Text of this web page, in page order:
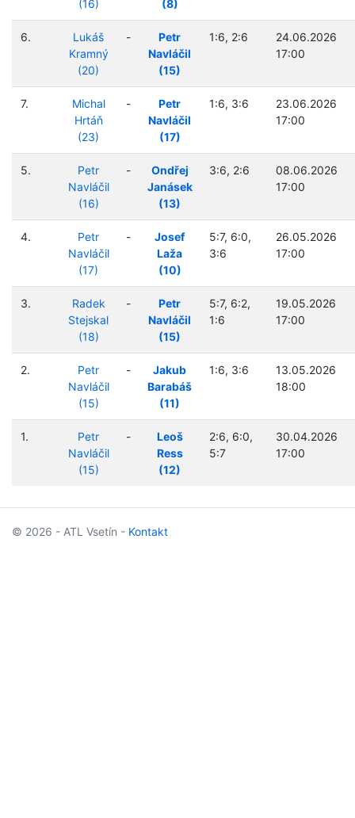
(16)
(8)
6.
Lukáš
Kramný
(20)
-
Petr
Navláčil
(15)
1:6, 2:6
24.06.2026
17:00
7.
Michal
Hrtáň
(23)
-
Petr
Navláčil
(17)
1:6, 3:6
23.06.2026
17:00
5.
Petr
Navláčil
(16)
-
Ondřej
Janásek
(13)
3:6, 2:6
08.06.2026
17:00
4.
Petr
Navláčil
(17)
-
Josef
Laža
(10)
5:7, 6:0,
3:6
26.05.2026
17:00
3.
Radek
Stejskal
(18)
-
Petr
Navláčil
(15)
5:7, 6:2,
1:6
19.05.2026
17:00
2.
Petr
Navláčil
(15)
-
Jakub
Barabáš
(11)
1:6, 3:6
13.05.2026
18:00
1.
Petr
Navláčil
(15)
-
Leoš
Ress
(12)
2:6, 6:0,
5:7
30.04.2026
17:00
© 2026 - ATL Vsetín - Kontakt